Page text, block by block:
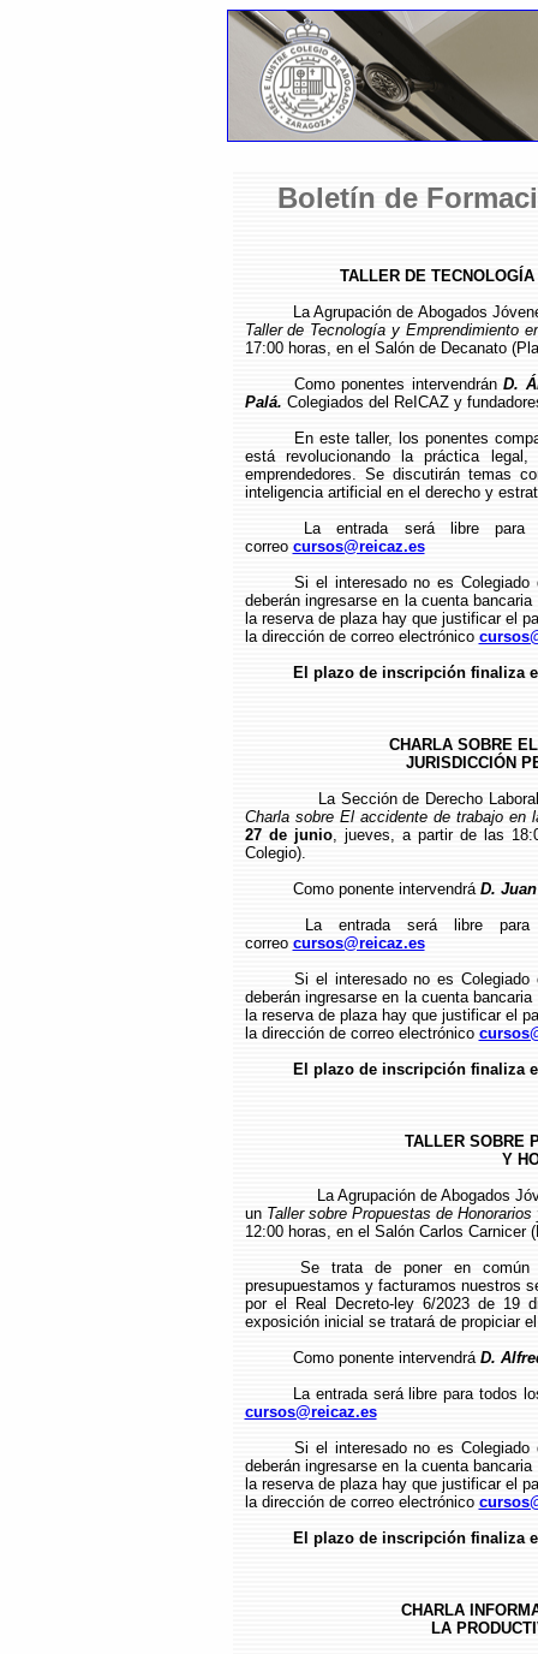
Boletín de
TALLER DE
La Agrupación de Abogados
Taller de Tecnología y Emprendimiento
17:00 horas, en el Salón de Decanato
Como ponentes intervendránD.
Palá. Colegiados del ReICAZ y
En este taller, los ponentes
está revolucionando la práctica legal,
emprendedores. Se discutirán temas
inteligencia artificial en el derecho y
La entrada será libre para
correo cursos@reicaz.es
Si el interesado no es
deberán ingresarse en la cuenta
la reserva de plaza hay que justificar el
la dirección de correo electrónico
El plazo de inscripción finaliza
CHARLA SOBRE
JURISDICCIÓN
La Sección de Derecho
Charla sobre El accidente de trabajo en
27 de junio, jueves, a partir de las
Colegio).
Como ponente intervendrá D.
La entrada será libre
correo cursos@reicaz.es
Si el interesado no es
deberán ingresarse en la cuenta
la reserva de plaza hay que justificar el
la dirección de correo electrónico
El plazo de inscripción finaliza
TALLER SOBRE
Y
La Agrupación de Abogados
un Taller sobre Propuestas de
12:00 horas, en el Salón Carlos Carnicer
Se trata de poner en común
presupuestamos y facturamos nuestros
por el Real Decreto-ley 6/2023 de 19
exposición inicial se tratará de propiciar
Como ponente intervendrá D.
La entrada será libre para todos
cursos@reicaz.es
Si el interesado no es
deberán ingresarse en la cuenta
la reserva de plaza hay que justificar el
la dirección de correo electrónico
El plazo de inscripción finaliza
CHARLA
LA